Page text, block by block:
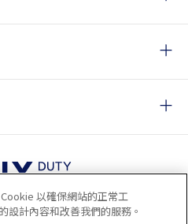
策
Cookie政策
以確保網站的正常工
設計內容和改善我們的服務。